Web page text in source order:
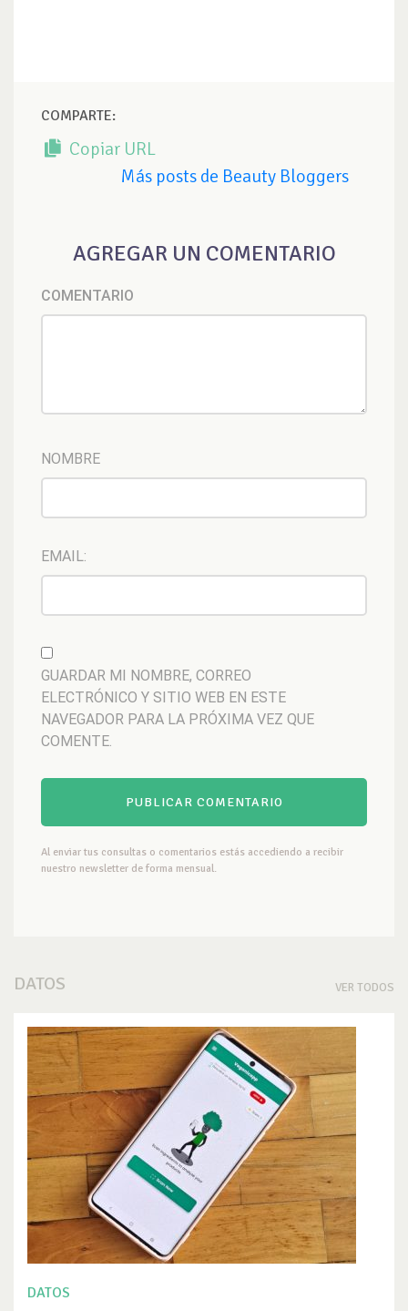
COMPARTE:
Copiar URL
Más posts de Beauty Bloggers
AGREGAR UN COMENTARIO
COMENTARIO
NOMBRE
EMAIL:
GUARDAR MI NOMBRE, CORREO
ELECTRÓNICO Y SITIO WEB EN ESTE
NAVEGADOR PARA LA PRÓXIMA VEZ QUE
COMENTE.
Al enviar tus consultas o comentarios estás accediendo a recibir
nuestro newsletter de forma mensual.
DATOS VER TODOS
DATOS